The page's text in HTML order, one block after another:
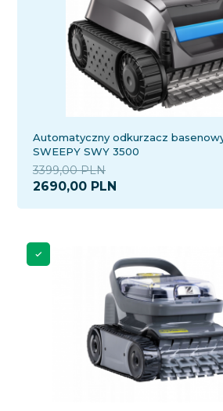
Automatyczny odkurzacz
SWEEPY SWY 3500
2690,00 PLN
3399,00 PLN